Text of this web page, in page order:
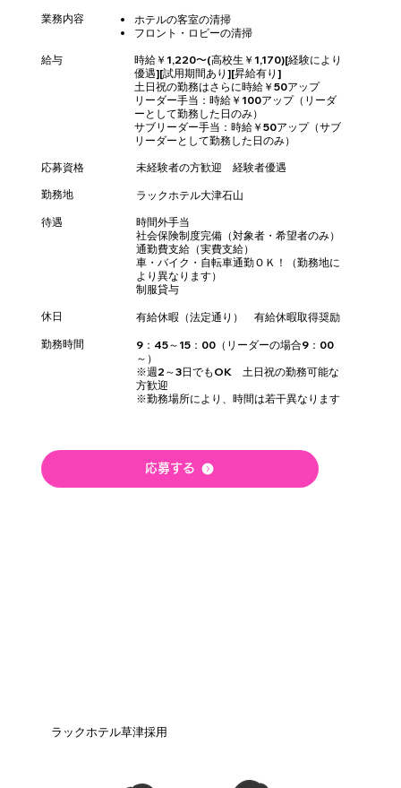
業務内容
ホテルの客室の清掃
​フロント・ロビーの清掃
給与
時給￥1,220〜(高校生￥1,170)[経験により
優遇][試用期間あり][昇給有り]
土日祝の勤務はさらに時給￥50アップ
リーダー手当：時給￥100アップ（リーダ
ーとして勤務した日のみ）
サブリーダー手当：時給￥50アップ（サブ
リーダーとして勤務した日のみ）
応募資格
未経験者の方歓迎 経験者優遇
​勤務地
ラックホテル大津石山
待遇
時間外手当
社会保険制度完備（対象者・希望者のみ）
通勤費支給（実費支給）
車・バイク・自転車通勤ＯＫ！（勤務地に
より異なります）
制服貸与
休日
有給休暇（法定通り） 有給休暇取得奨励
勤務時間
9：45～15：00（リーダーの場合9：00
～）
※週2～3日でもOK 土日祝の勤務可能な
方歓迎
※勤務場所により、時間は若干異なります
応募する
ラックホテル草津採用